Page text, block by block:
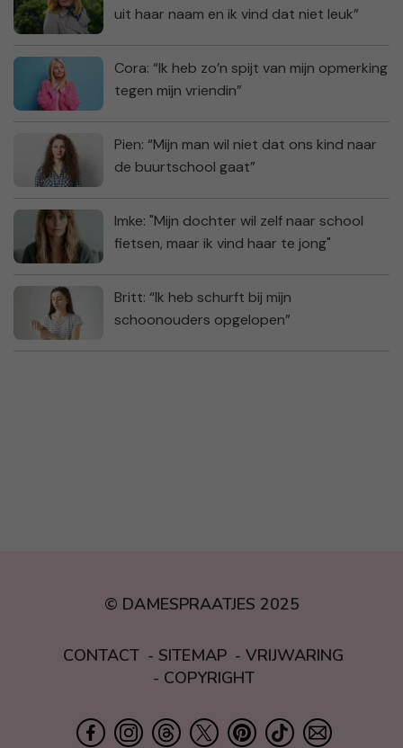
uit haar naam en ik vind dat niet leuk”
Cora: “Ik heb zo’n spijt van mijn opmerking
tegen mijn vriendin”
Pien: “Mijn man wil niet dat ons kind naar
de buurtschool gaat”
Imke: "Mijn dochter wil zelf naar school
fietsen, maar ik vind haar te jong"
Britt: “Ik heb schurft bij mijn
schoonouders opgelopen”
© DAMESPRAATJES 2025
CONTACT SITEMAP
VRIJWARING
COPYRIGHT